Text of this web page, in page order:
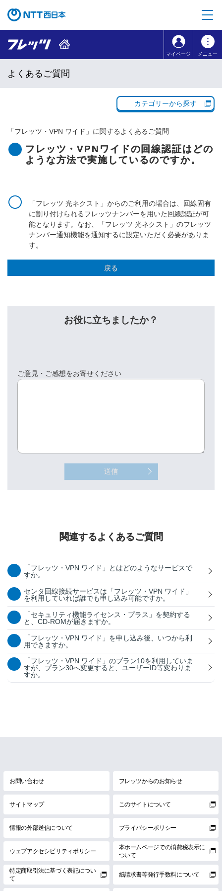
コンテンツのリンクナビゲーションへ移動
マイページ メニュー
よくあるご質問
カテゴリーから探す
「フレッツ・VPN ワイド 」に関するよくあるご質問
フレッツ・VPNワイドの回線認証はどの
ような方法で実施しているのですか。
「フレッツ 光ネクスト」からのご利用の場合は、回線固有
に割り付けられるフレッツナンバーを用いた回線認証が可
能となります。なお、「フレッツ 光ネクスト」のフレッツ
ナンバー通知機能を通知するに設定いただく必要がありま
す。
戻る
お役に立ちましたか？
ご意見・ご感想をお寄せください
送信
関連するよくあるご質問
「フレッツ・VPN ワイド」とはどのようなサービスで
すか。
センタ回線接続サービスは「フレッツ・VPN ワイド」
を利用していれば誰でも申し込み可能ですか。
「セキュリティ機能ライセンス・プラス」を契約する
と、CD-ROMが届きますか。
「フレッツ・VPN ワイド」を申し込み後、いつから利
用できますか。
「フレッツ・VPN ワイド」のプラン10を利用していま
すが、プラン30へ変更すると、ユーザーID等変わりま
すか。
お問い合わせ フレッツからのお知らせ
サイトマップ このサイトについて
情報の外部送信について プライバシーポリシー
ウェブアクセシビリティポリシー
本ホームページでの消費税表示に
ついて
特定商取引法に基づく表記につい
て
紙請求書等発行手数料について